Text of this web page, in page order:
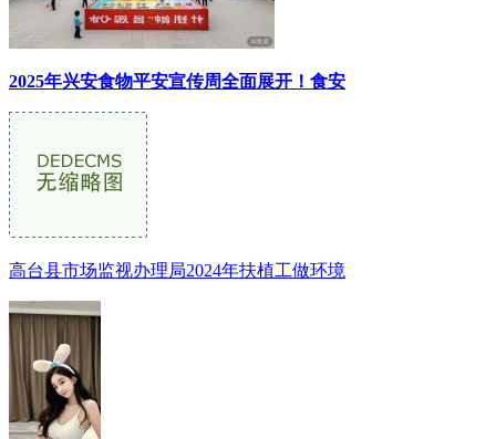
2025年兴安食物平安宣传周全面展开！食安
高台县市场监视办理局2024年扶植工做环境